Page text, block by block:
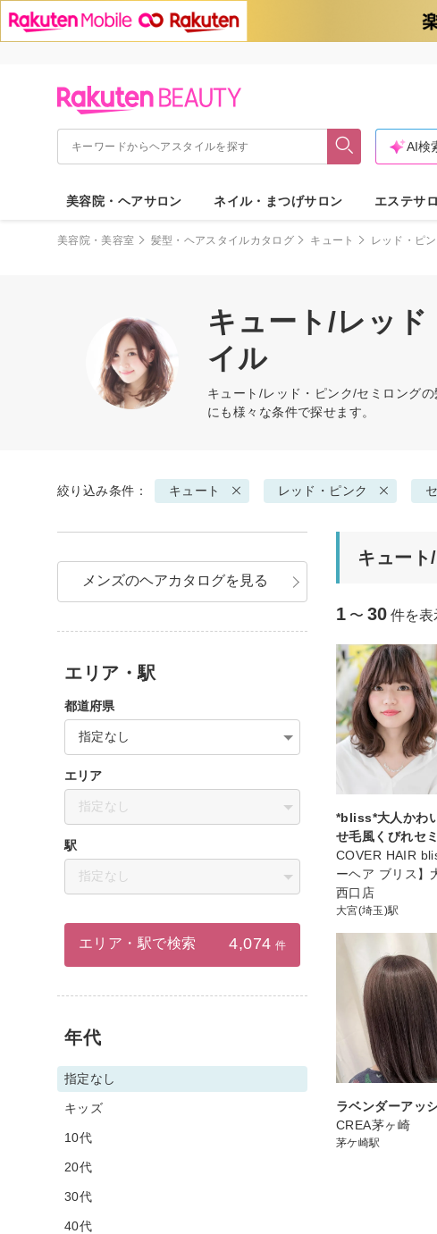
AI検
美容院・ヘアサロン ネイル・まつげサロン エステサ
美容院・美容室 髪型・ヘアスタイルカタログ キュート レッド・ピ
キュート/レッ
イル
キュート/レッド・ピンク/セミロング
にも様々な条件で探せます。
絞り込み条件： キュート レッド・ピンク
キュー
1 〜 30 件を表
*bliss*大人かわ
せ毛風くびれセ
COVER HAIR
ーヘア ブリス】
西口店
大宮(埼玉)駅
ラベンダーアッ
CREA茅ヶ崎
茅ケ崎駅
メンズのヘアカタログを見る
エリア・駅
都道府県
指定なし
エリア
指定なし
駅
指定なし
エリア・駅で検索 4,074 件
年代
指定なし
キッズ
10代
20代
30代
40代